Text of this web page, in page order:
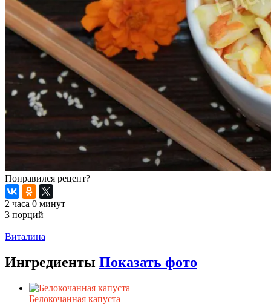
Понравился рецепт?
2 часа 0 минут
3 порций
Виталина
Ингредиенты Показать фото
Белокочанная капуста